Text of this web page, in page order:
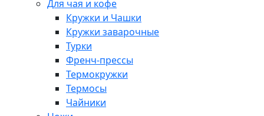
Для чая и кофе
Кружки и Чашки
Кружки заварочные
Турки
Френч-прессы
Термокружки
Термосы
Чайники